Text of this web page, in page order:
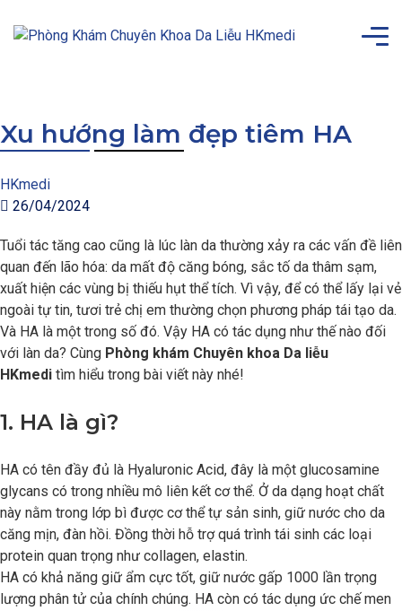
Xu hướng làm đẹp tiêm HA
HKmedi
26/04/2024
Tuổi tác tăng cao cũng là lúc làn da thường xảy ra các vấn đề liên
quan đến lão hóa: da mất độ căng bóng, sắc tố da thâm sạm,
xuất hiện các vùng bị thiếu hụt thể tích. Vì vậy, để có thể lấy lại vẻ
ngoài tự tin, tươi trẻ chị em thường chọn phương pháp tái tạo da.
Và HA là một trong số đó. Vậy HA có tác dụng như thế nào đối
với làn da? Cùng Phòng khám Chuyên khoa Da liễu
HKmedi tìm hiểu trong bài viết này nhé!
1. HA là gì?
HA có tên đầy đủ là Hyaluronic Acid, đây là một glucosamine
glycans có trong nhiều mô liên kết cơ thể. Ở da dạng hoạt chất
này nằm trong lớp bì được cơ thể tự sản sinh, giữ nước cho da
căng mịn, đàn hồi. Đồng thời hỗ trợ quá trình tái sinh các loại
protein quan trọng như collagen, elastin.
HA có khả năng giữ ẩm cực tốt, giữ nước gấp 1000 lần trọng
lượng phân tử của chính chúng. HA còn có tác dụng ức chế men